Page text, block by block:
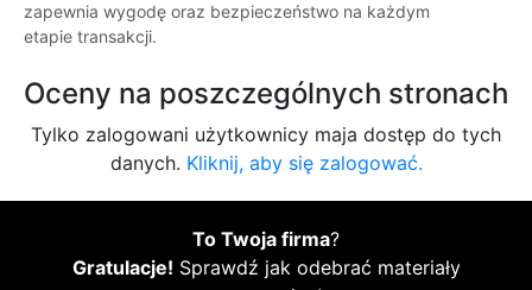
zapewnia wygodę oraz bezpieczeństwo na każdym
etapie transakcji.
Oceny na poszczególnych stronach
Tylko zalogowani użytkownicy maja dostęp do tych
danych. Kliknij, aby się zalogować.
To Twoja firma?
Gratulacje! Sprawdź jak odebrać materiały